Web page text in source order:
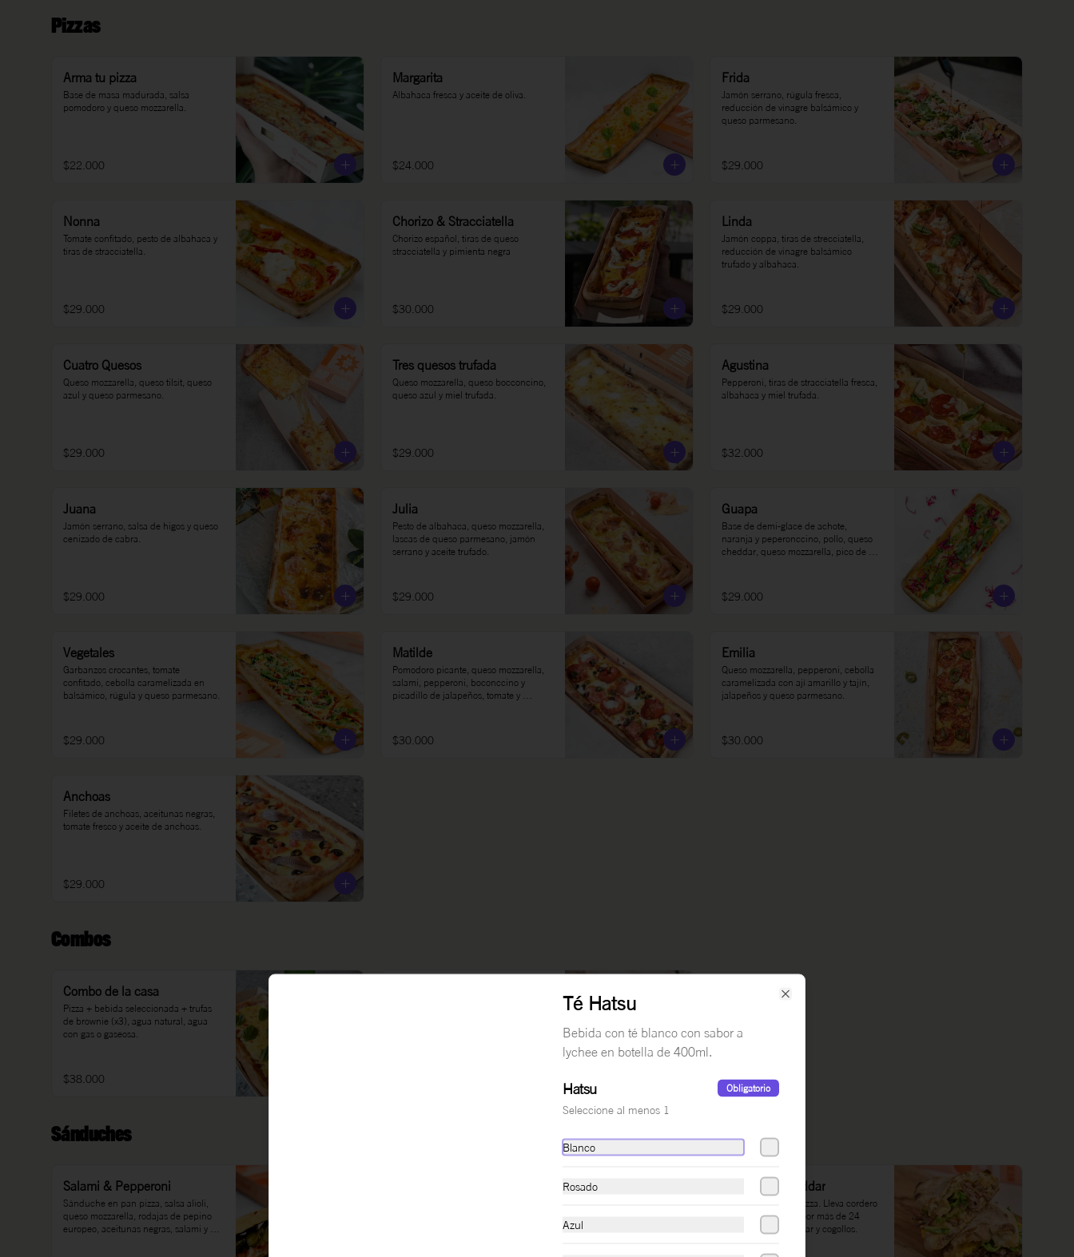
Pizzas
Arma tu pizza
Base de masa madurada, salsa
pomodoro y queso mozzarella.
$22.000
Margarita
Albahaca fresca y aceite de oliva.
$24.000
Frida
Jamón serrano, rúgula fresca,
reducción de vinagre balsámico y
queso parmesano.
$29.000
Nonna
Tomate confitado, pesto de albahaca y
tiras de stracciatella.
$29.000
Chorizo & Stracciatella
Chorizo español, tiras de queso
stracciatella y pimienta negra
$30.000
Linda
Jamón coppa, tiras de strecciatella,
reducción de vinagre balsámico
trufado y albahaca.
$29.000
Cuatro Quesos
Queso mozzarella, queso tilsit, queso
azul y queso parmesano.
$29.000
Tres quesos trufada
Queso mozzarella, queso bocconcino,
queso azul y miel trufada.
$29.000
Agustina
Pepperoni, tiras de stracciatella fresca,
albahaca y miel trufada.
$32.000
Juana
Jamón serrano, salsa de higos y queso
cenizado de cabra.
$29.000
Julia
Pesto de albahaca, queso mozzarella,
lascas de queso parmesano, jamón
serrano y aceite trufado.
$29.000
Guapa
Base de demi-glace de achote,
naranja y peperonccino, pollo, queso
cheddar, queso mozzarella, pico de
$29.000
Vegetales
Garbanzos crocantes, tomate
confitado, cebolla caramelizada en
balsámico, rúgula y queso parmesano.
$29.000
Matilde
Pomodoro picante, queso mozzarella,
salami, pepperoni, boconccino y
picadillo de jalapeños, tomate y
$30.000
Emilia
Queso mozzarella, pepperoni, cebolla
caramelizada con ají amarillo y tajín,
jalapeños y queso parmesano.
$30.000
Anchoas
Filetes de anchoas, aceitunas negras,
tomate fresco y aceite de anchoas.
$29.000
Combos
Combo de la casa
Pizza + bebida seleccionada + trufas
de brownie (x3), agua natural, agua
con gas o gaseosa.
$38.000
Sánduches
Salami & Pepperoni
Sánduche en pan pizza, salsa alioli,
queso mozzarella, rodajas de pepino
europeo, aceitunas negras, salami y
Cordero & Cheddar
Sanduche en pan pizza. Lleva cordero
salteado (cocinado por más de 24
horas), queso cheddar y cogollos.
Té Hatsu
Bebida con té blanco con sabor a
lychee en botella de 400ml.
Hatsu Obligatorio
Seleccione al menos 1
Blanco
Rosado
Azul